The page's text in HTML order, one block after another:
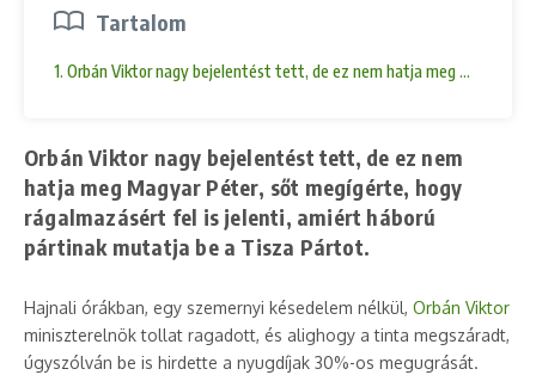
Tartalom
1. Orbán Viktor nagy bejelentést tett, de ez nem hatja meg Magyar
Orbán Viktor nagy bejelentést tett, de ez nem
hatja meg Magyar Péter, sőt megígérte, hogy
rágalmazásért fel is jelenti, amiért háború
pártinak mutatja be a Tisza Pártot.
Hajnali órákban, egy szemernyi késedelem nélkül, Orbán Viktor
miniszterelnök tollat ragadott, és alighogy a tinta megszáradt,
úgyszólván be is hirdette a nyugdíjak 30%-os megugrását.